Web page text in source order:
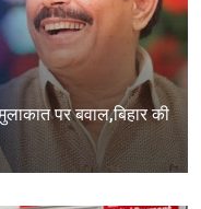
पर बवाल,बिहार की